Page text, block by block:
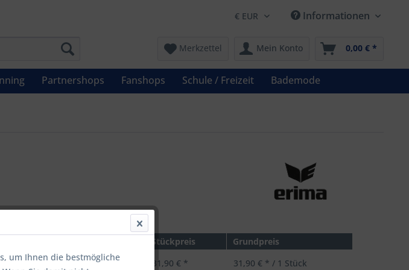
Informationen
Merkzettel Mein Konto 0,00 € *
Partnershops Fanshops Schule / Freizeit Bademode
UVP: 39,99 € *
Stückpreis
Grundpreis
bis9 31,90 € * 31,90 € * / 1 Stück
um Ihnen die bestmögliche